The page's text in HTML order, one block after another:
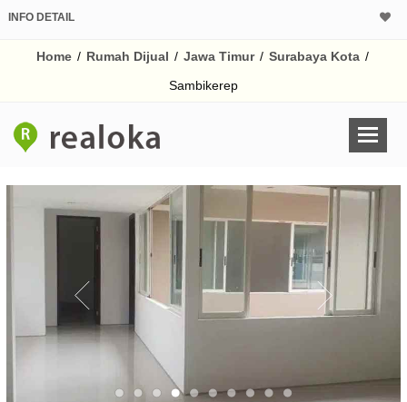
INFO DETAIL
Home / Rumah Dijual / Jawa Timur / Surabaya Kota /
Sambikerep
Harga Rp
% /th
Untuk hasil simulasi
pada kotak-
Simpan